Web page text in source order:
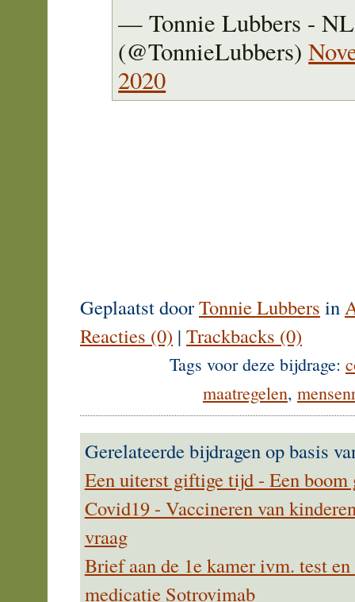
— Tonnie Lubbers -
(@TonnieLubbers)
2020
Geplaatst doorTonnie Lubbers in
Reacties (0) | Trackbacks (0)
Tags voor deze bijdrage:
maatregelen,
Gerelateerde bijdragen op basis
Een uiterst giftige tijd - Een boom
Covid19 - Vaccineren van
vraag
Brief aan de 1e kamer ivm. test
medicatie Sotrovimab